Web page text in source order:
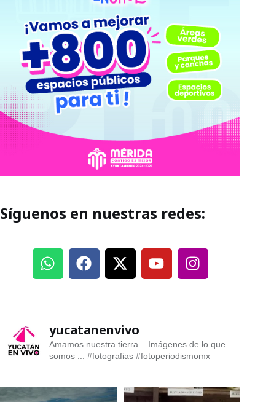
Síguenos en nuestras redes:
yucatanenvivo
Amamos nuestra tierra... Imágenes de lo que
somos ... #fotografias #fotoperiodismomx